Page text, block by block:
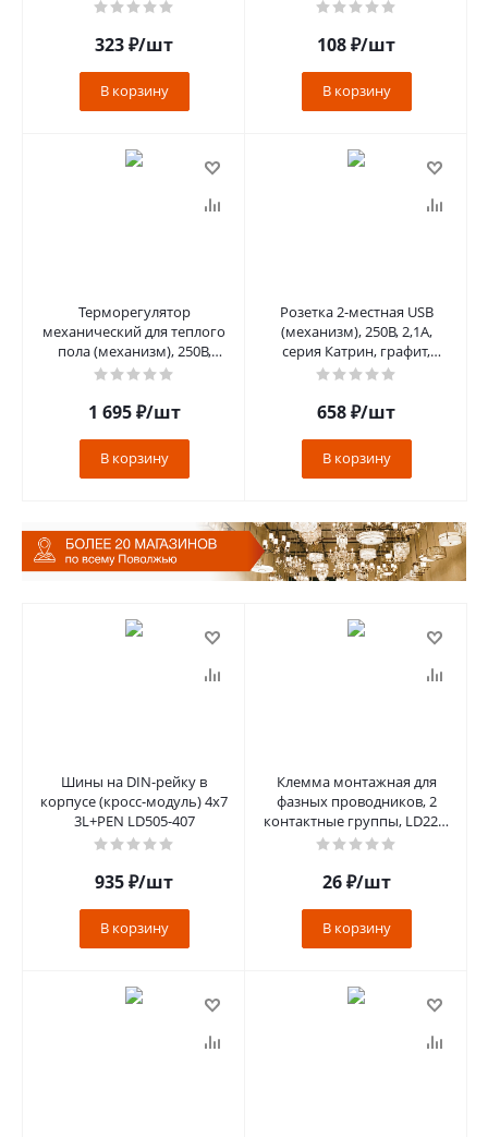
323₽/шт
В корзину
108₽/шт
В корзину
Терморегулятор
механический для теплого
пола (механизм), 250В,
3500Вт, серия Катрин,
1 695₽/шт
В корзину
Розетка 2-местная USB
(механизм), 250В, 2,1А,
серия Катрин, графит,
GLS10-7115-06
658₽/шт
В корзину
Шины на DIN-рейку в
корпусе (кросс-модуль) 4х7
3L+PEN LD505-407
935₽/шт
В корзину
Клемма монтажная для
фазных проводников, 2
контактные группы, LD222-
421
26₽/шт
В корзину